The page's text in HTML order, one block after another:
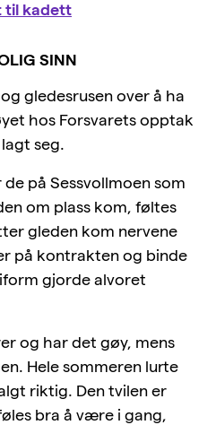
til kadett
SINN
gledesrusen over å ha
hos Forsvarets opptak
seg.
på Sessvollmoen som
om plass kom, føltes
gleden kom nervene
på kontrakten og binde
gjorde alvoret
og har det gøy, mens
Hele sommeren lurte
riktig. Den tvilen er
bra å være i gang,